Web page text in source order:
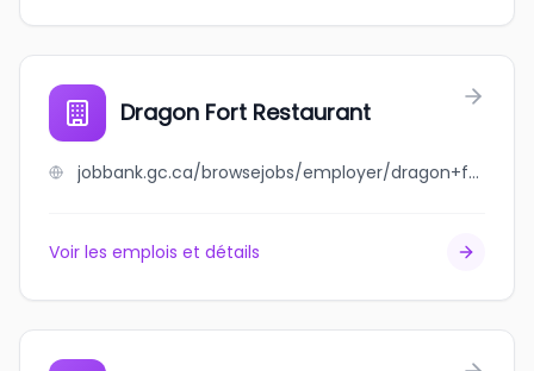
Dragon Fort Restaurant
jobbank.gc.ca/browsejobs/employer/dragon+fort+restaurant/ca
Voir les emplois et détails